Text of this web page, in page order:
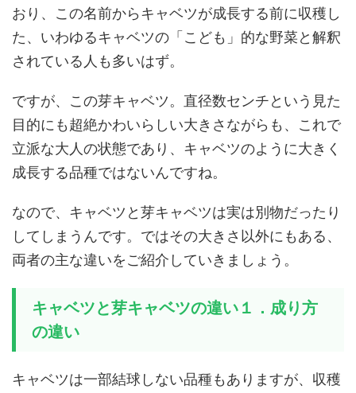
おり、この名前からキャベツが成長する前に収穫し
た、いわゆるキャベツの「こども」的な野菜と解釈
されている人も多いはず。
ですが、この芽キャベツ。直径数センチという見た
目的にも超絶かわいらしい大きさながらも、これで
立派な大人の状態であり、キャベツのように大きく
成長する品種ではないんですね。
なので、キャベツと芽キャベツは実は別物だったり
してしまうんです。ではその大きさ以外にもある、
両者の主な違いをご紹介していきましょう。
キャベツと芽キャベツの違い１．成り方
の違い
キャベツは一部結球しない品種もありますが、収穫